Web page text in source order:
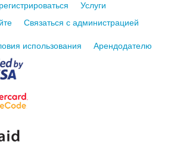
Услуги
Связаться с администрацией
использования Арендодателю